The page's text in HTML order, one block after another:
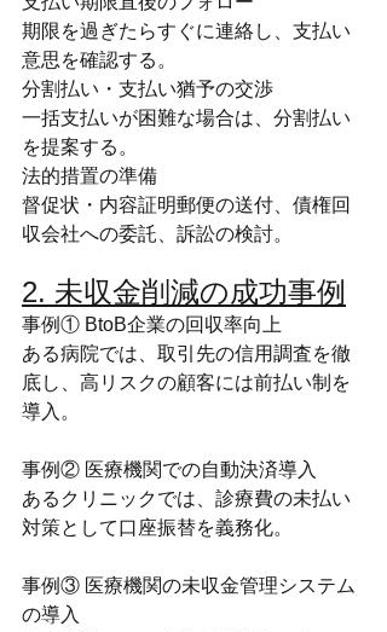
期限を過ぎたらすぐに連絡し、支払い
意思を確認する。
分割払い・支払い猶予の交渉
一括支払いが困難な場合は、分割払い
を提案する。
法的措置の準備
督促状・内容証明郵便の送付、債権回
収会社への委託、訴訟の検討。
2. 未収金削減の成功事例
事例① BtoB企業の回収率向上
ある病院では、取引先の信用調査を徹
底し、高リスクの顧客には前払い制を
導入。
事例② 医療機関での自動決済導入
あるクリニックでは、診療費の未払い
対策として口座振替を義務化。
事例③ 医療機関の未収金管理システム
の導入